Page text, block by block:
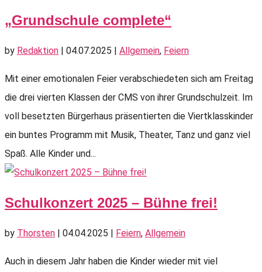
„Grundschule complete“
by Redaktion | 04.07.2025 | Allgemein, Feiern
Mit einer emotionalen Feier verabschiedeten sich am Freitag
die drei vierten Klassen der CMS von ihrer Grundschulzeit. Im
voll besetzten Bürgerhaus präsentierten die Viertklasskinder
ein buntes Programm mit Musik, Theater, Tanz und ganz viel
Spaß. Alle Kinder und...
Schulkonzert 2025 – Bühne frei!
by Thorsten | 04.04.2025 | Feiern, Allgemein
Auch in diesem Jahr haben die Kinder wieder mit viel